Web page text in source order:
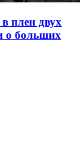
плен двух
о больших